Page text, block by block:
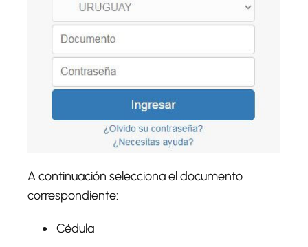
A continuación selecciona el documento
correspondiente:
Cédula